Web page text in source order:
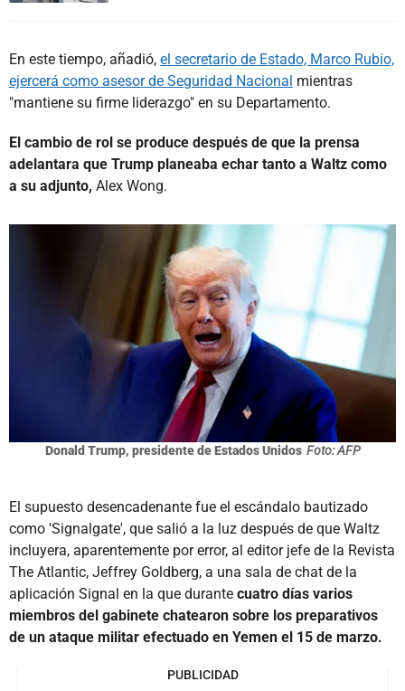
En este tiempo, añadió, el secretario de Estado, Marco Rubio,
ejercerá como asesor de Seguridad Nacional mientras
"mantiene su firme liderazgo" en su Departamento.
El cambio de rol se produce después de que la prensa
adelantara que Trump planeaba echar tanto a Waltz como
a su adjunto, Alex Wong.
Donald Trump, presidente de Estados Unidos Foto: AFP
El supuesto desencadenante fue el escándalo bautizado
como 'Signalgate', que salió a la luz después de que Waltz
incluyera, aparentemente por error, al editor jefe de la Revista
The Atlantic, Jeffrey Goldberg, a una sala de chat de la
aplicación Signal en la que durante cuatro días varios
miembros del gabinete chatearon sobre los preparativos
de un ataque militar efectuado en Yemen el 15 de marzo.
PUBLICIDAD